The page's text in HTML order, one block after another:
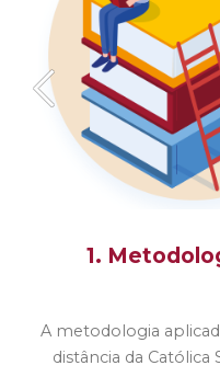
1.
A metodologia
distância da Católica